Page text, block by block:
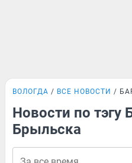
ВОЛОГДА ВСЕ НОВОСТИ
Новости по тэгу
Брыльска